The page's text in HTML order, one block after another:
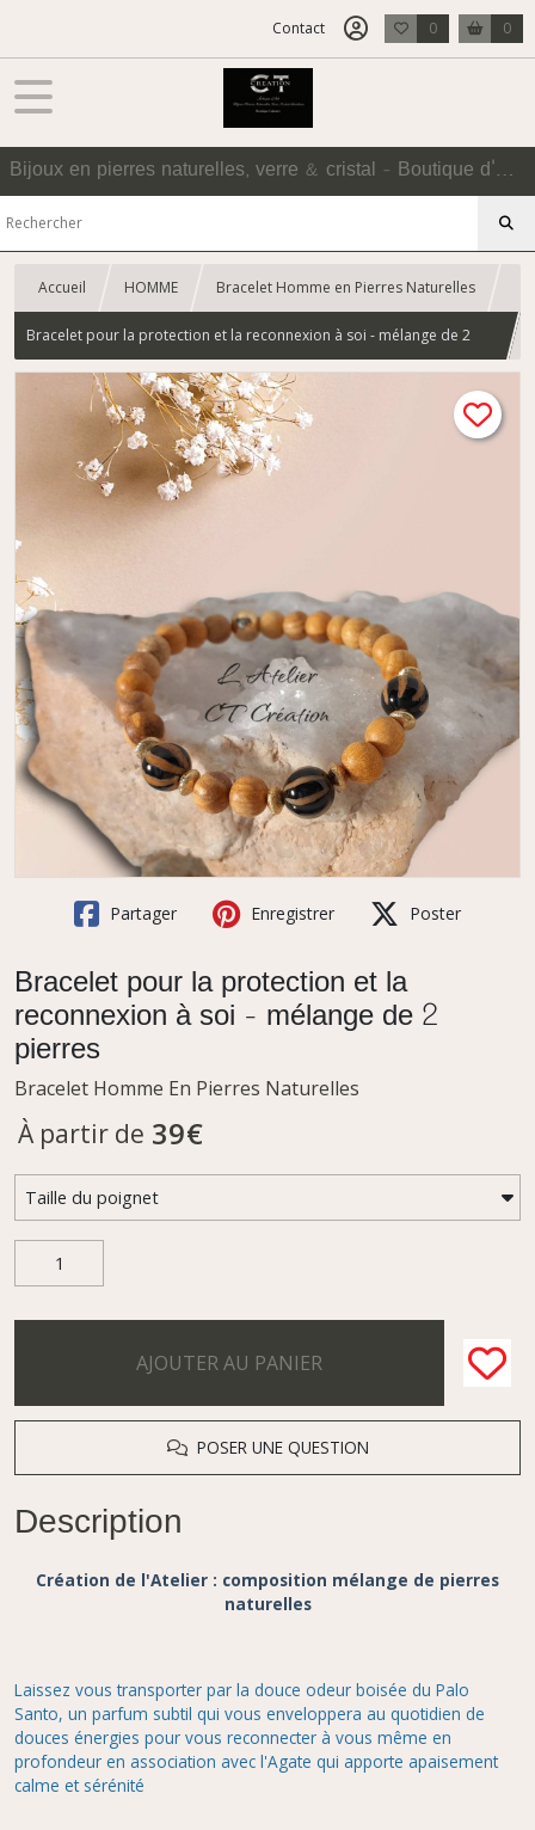
Contact 0 0
Bijoux en pierres naturelles, verre & cristal - Boutique d'Accessoires
Accueil HOMME Bracelet Homme en Pierres Naturelles
Bracelet pour la protection et la reconnexion à soi - mélange de 2
Partager Enregistrer Poster
Bracelet pour la protection et la
reconnexion à soi - mélange de 2
pierres
Bracelet Homme En Pierres Naturelles
À partir de 39€
AJOUTER AU PANIER
POSER UNE QUESTION
Description
Création de l'Atelier : composition mélange de pierres
naturelles
Laissez vous transporter par la douce odeur boisée du Palo
Santo, un parfum subtil qui vous enveloppera au quotidien de
douces énergies pour vous reconnecter à vous même en
profondeur en association avec l'Agate qui apporte apaisement
calme et sérénité